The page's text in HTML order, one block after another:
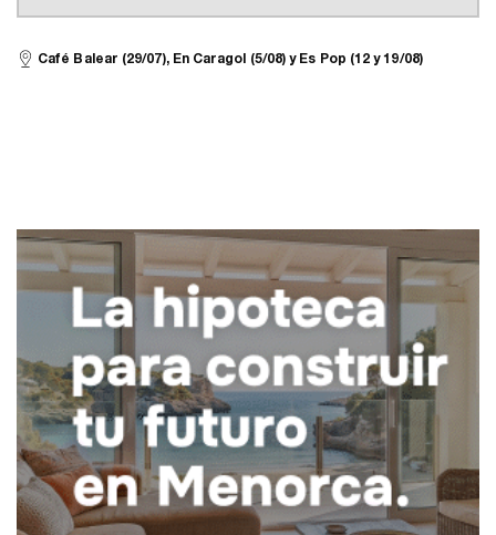
Café Balear (29/07), En Caragol (5/08) y Es Pop (12 y 19/08)